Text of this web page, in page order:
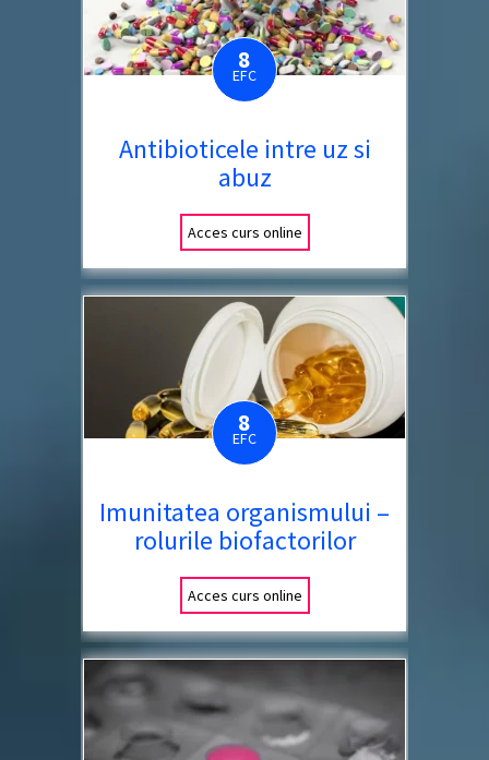
8
EFC
Antibioticele intre uz si
abuz
Acces curs online
8
EFC
Imunitatea organismului –
rolurile biofactorilor
Acces curs online